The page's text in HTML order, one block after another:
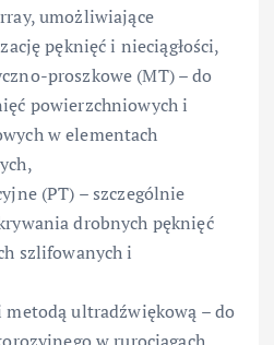
umożliwiające
pęknięć i nieciągłości,
proszkowe (MT) – do
powierzchniowych i
w elementach
(PT) – szczególnie
drobnych pęknięć
szlifowanych i
metodą ultradźwiękową – do